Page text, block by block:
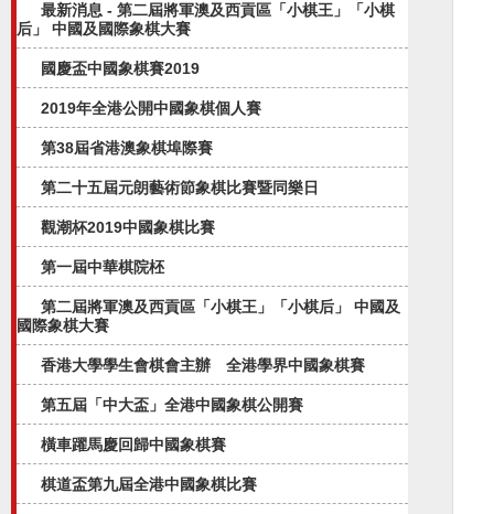
最新消息 - 第二屆將軍澳及西貢區「小棋王」「小棋
后」 中國及國際象棋大賽
國慶盃中國象棋賽2019
2019年全港公開中國象棋個人賽
第38屆省港澳象棋埠際賽
第二十五屆元朗藝術節象棋比賽暨同樂日
觀潮杯2019中國象棋比賽
第一屆中華棋院柸
第二屆將軍澳及西貢區「小棋王」「小棋后」 中國及
國際象棋大賽
香港大學學生會棋會主辦 全港學界中國象棋賽
第五屆「中大盃」全港中國象棋公開賽​
橫車躍馬慶回歸中國象棋賽
棋道盃第九屆全港中國象棋比賽